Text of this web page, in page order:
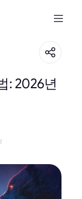
: 2026년